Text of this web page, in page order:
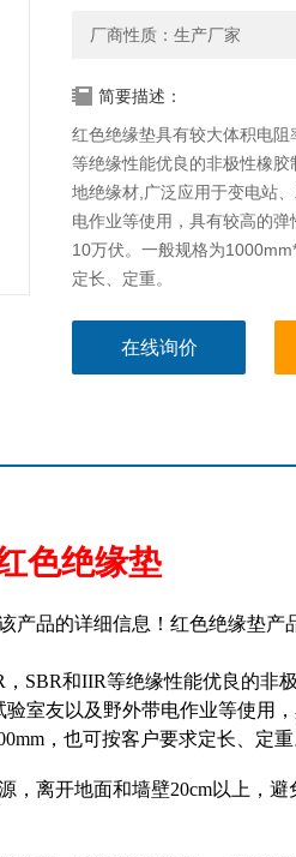
厂商性质：生产厂家
简要描述：
红色绝缘垫具有较大体积电
等绝缘性能优良的非极性橡
地绝缘材,广泛应用于变电站
电作业等使用，具有较高的
10万伏。一般规格为
定长、定重。
在线询价
色绝缘垫
产品的详细信息！红色绝缘垫产
， SBR和IIR等绝缘性能优良的非
室友以及野外带电作业等使用
，也可按客户要求定长、定重
，离开地面和墙壁20cm以上，避